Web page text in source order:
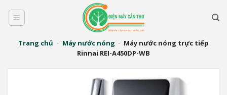
qua
dungTrang chủ - Máy nước nóng - Máy nước nóng trực tiếp
Rinnai REI-A450DP-WB